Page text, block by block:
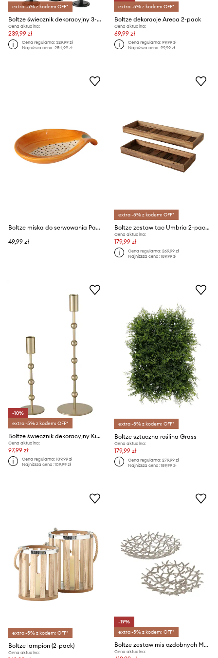
extra -5% z kodem: OFF*
Boltze świecznik dekoracyjny 3-pack
Cena aktualna:
239,99 zł
Cena regularna:329,99 zł
Najniższa cena:254,99 zł
extra -5% z kodem: OFF*
Boltze dekoracje Areca 2-pack
Cena aktualna:
69,99 zł
Cena regularna:99,99 zł
Najniższa cena:99,99 zł
Boltze miska do serwowania Papaya
49,99 zł
extra -5% z kodem: OFF*
Boltze zestaw tac Umbria 2-pack
Cena aktualna:
179,99 zł
Cena regularna:269,99 zł
Najniższa cena:189,99 zł
-10%
extra -5% z kodem: OFF*
Boltze świecznik dekoracyjny Kimberly 2-pack
Cena aktualna:
97,99 zł
Cena regularna:109,99 zł
Najniższa cena:109,99 zł
extra -5% z kodem: OFF*
Boltze sztuczna roślina Grass
Cena aktualna:
179,99 zł
Cena regularna:279,99 zł
Najniższa cena:189,99 zł
extra -5% z kodem: OFF*
Boltze lampion (2-pack)
Cena aktualna:
-19%
extra -5% z kodem: OFF*
Boltze zestaw mis ozdobnych Merita 5,5 x 33,5 / 8 x 42 cm 2-pack
Cena aktualna: